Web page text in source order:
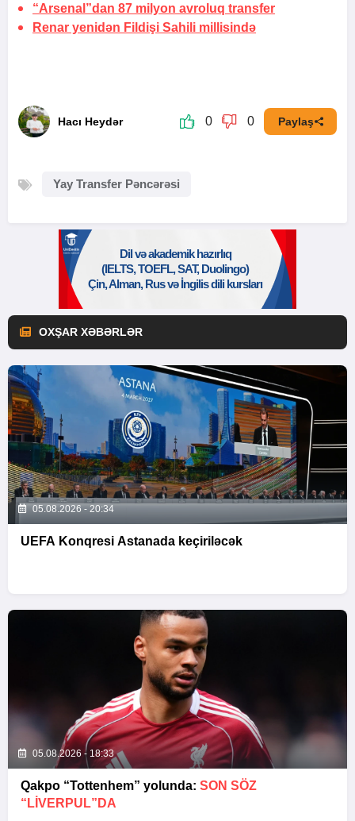
“Arsenal”dan 87 milyon avroluq transfer
Renar yenidən Fildişi Sahili millisində
Hacı Heydər 0 0 Paylaş
Yay Transfer Pəncərəsi
OXŞAR XƏBƏRLƏR
05.08.2026 - 20:34
UEFA Konqresi Astanada keçiriləcək
05.08.2026 - 18:33
Qakpo “Tottenhem” yolunda: SON SÖZ
“LIVERPUL”DA